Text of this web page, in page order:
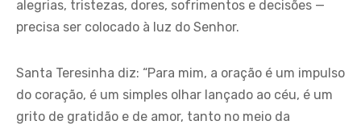
alegrias, tristezas, dores, sofrimentos e decisões —
precisa ser colocado à luz do Senhor.
Santa Teresinha diz: “Para mim, a oração é um impulso
do coração, é um simples olhar lançado ao céu, é um
grito de gratidão e de amor, tanto no meio da